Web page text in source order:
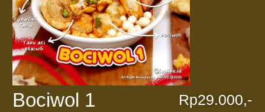
Bociwol 1 Rp29.000,-